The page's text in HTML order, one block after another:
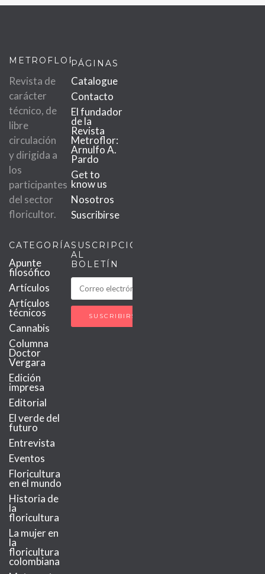
METROFLOR
Revista de
carácter
técnico, de
libre
circulación
y dirigida a
los
participantes
del sector
floricultor.
PÁGINAS
Catalogue
Contacto
El fundador
de la
Revista
Metroflor:
Arnulfo A.
Pardo
Get to
know us
Nosotros
Suscribirse
CATEGORÍAS
Apunte
filosófico
Artículos
Artículos
técnicos
Cannabis
Columna
Doctor
Vergara
Edición
impresa
Editorial
El verde del
futuro
Entrevista
Eventos
Floricultura
en el mundo
Historia de
la
floricultura
La mujer en
la
floricultura
colombiana
SUSCRIPCIÓN
AL
BOLETÍN